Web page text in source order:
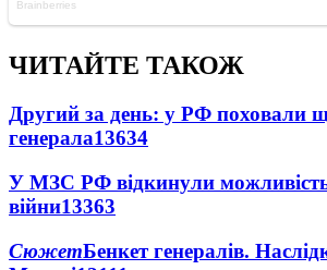
ЧИТАЙТЕ ТАКОЖ
Другий за день: у РФ поховали
генерала13634
У МЗС РФ відкинули
війни13363
СюжетБенкет генералів.